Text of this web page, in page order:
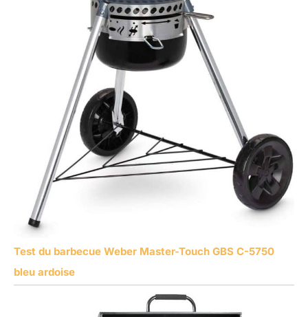
Test du barbecue Weber Master-Touch GBS C-5750
bleu ardoise